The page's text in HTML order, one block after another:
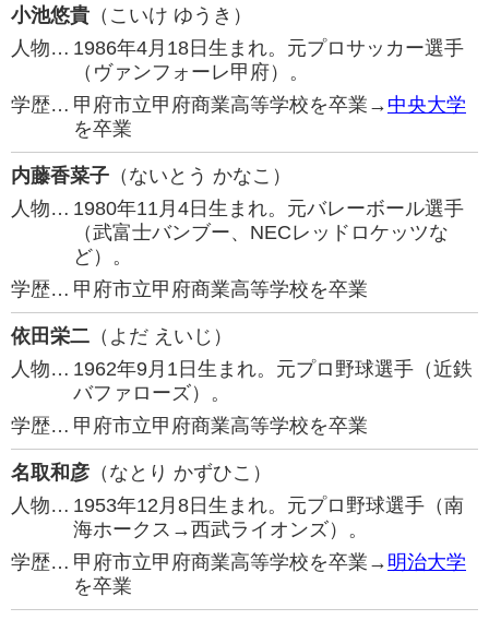
小池悠貴 （こいけ ゆうき）
人物… 1986年4月18日生まれ。元プロサッカー選手
（ヴァンフォーレ甲府）。
学歴… 甲府市立甲府商業高等学校を卒業→ 中央大学
を卒業
内藤香菜子 （ないとう かなこ）
人物… 1980年11月4日生まれ。元バレーボール選手
（武富士バンブー、NECレッドロケッツな
ど）。
学歴… 甲府市立甲府商業高等学校を卒業
依田栄二 （よだ えいじ）
人物… 1962年9月1日生まれ。元プロ野球選手（近鉄
バファローズ）。
学歴… 甲府市立甲府商業高等学校を卒業
名取和彦 （なとり かずひこ）
人物… 1953年12月8日生まれ。元プロ野球選手（南
海ホークス→西武ライオンズ）。
学歴… 甲府市立甲府商業高等学校を卒業→ 明治大学
を卒業